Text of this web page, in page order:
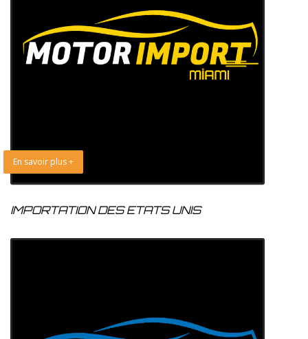
En savoir plus +
IMPORTATION DES ETATS UNIS